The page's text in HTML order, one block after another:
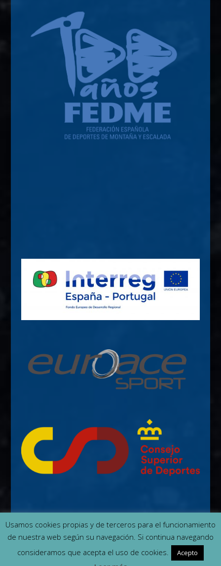
Contacto Quiénes somos Cookies
Usamos cookies propias y de terceros para el funcionamiento
de nuestra web según su navegación. Si continua navegando
consideramos que acepta el uso de cookies.
Acepto